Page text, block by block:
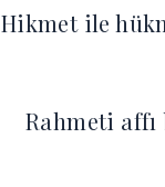
Hikmet ile
Rahmeti affı